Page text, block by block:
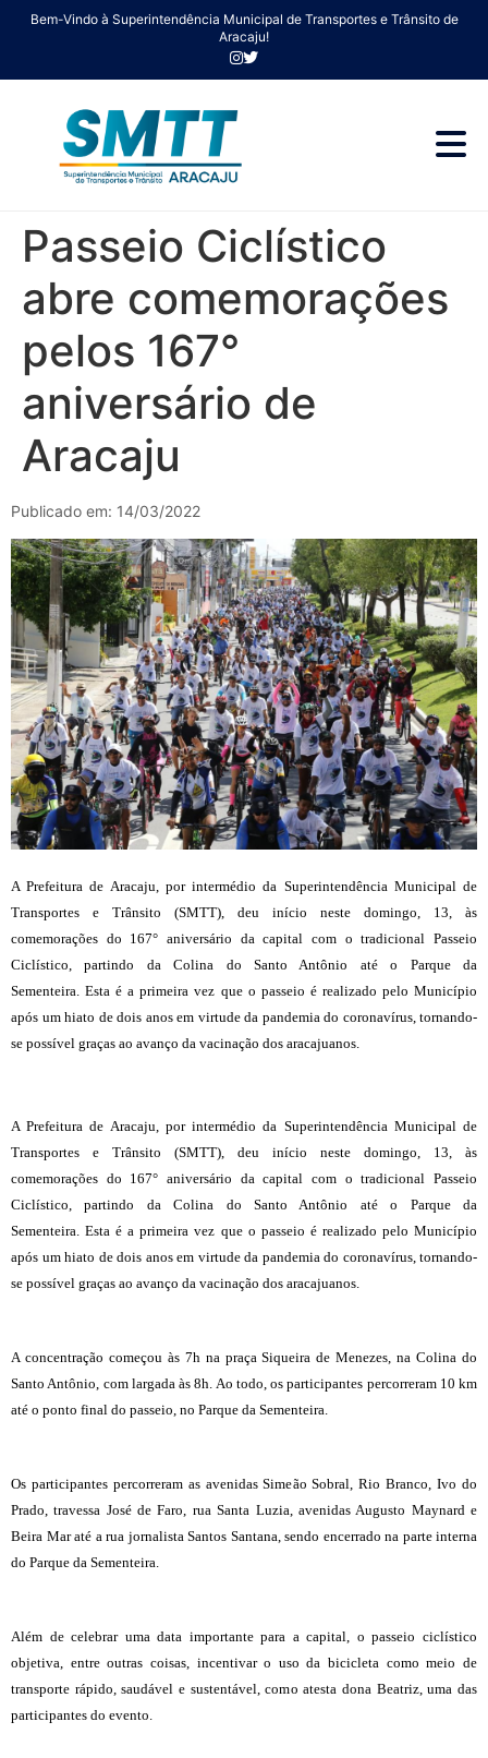
Bem-Vindo à Superintendência Municipal de Transportes e Trânsito de
Aracaju!
Passeio Ciclístico
abre comemorações
pelos 167°
aniversário de
Aracaju
Publicado em: 14/03/2022
A Prefeitura de Aracaju, por intermédio da Superintendência Municipal de
Transportes e Trânsito (SMTT), deu início neste domingo, 13, às
comemorações do 167° aniversário da capital com o tradicional Passeio
Ciclístico, partindo da Colina do Santo Antônio até o Parque da
Sementeira.Esta é a primeira vez que o passeio é realizado pelo Município
após um hiato de dois anos em virtude da pandemia do coronavírus, tornando-
se possível graças ao avanço da vacinação dos aracajuanos.
A Prefeitura de Aracaju, por intermédio da Superintendência Municipal de
Transportes e Trânsito (SMTT), deu início neste domingo, 13, às
comemorações do 167° aniversário da capital com o tradicional Passeio
Ciclístico, partindo da Colina do Santo Antônio até o Parque da
Sementeira.Esta é a primeira vez que o passeio é realizado pelo Município
após um hiato de dois anos em virtude da pandemia do coronavírus, tornando-
se possível graças ao avanço da vacinação dos aracajuanos.
A concentração começou às 7h na praça Siqueira de Menezes, na Colina do
Santo Antônio, com largada às 8h. Ao todo, os participantes percorreram 10 km
até o ponto final do passeio, no Parque da Sementeira.
Os participantes percorreram as avenidas Simeão Sobral, Rio Branco, Ivo do
Prado, travessa José de Faro, rua Santa Luzia, avenidas Augusto Maynard e
Beira Mar até a rua jornalista Santos Santana, sendo encerrado na parte interna
do Parque da Sementeira.
Além de celebrar uma data importante para a capital, o passeio ciclístico
objetiva, entre outras coisas, incentivar o uso da bicicleta como meio de
transporte rápido, saudável e sustentável, como atesta dona Beatriz, uma das
participantes do evento.